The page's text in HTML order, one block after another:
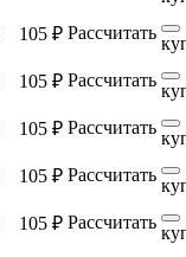
105 ₽ Рассчитать
105 ₽ Рассчитать
105 ₽ Рассчитать
105 ₽ Рассчитать
105 ₽ Рассчитать